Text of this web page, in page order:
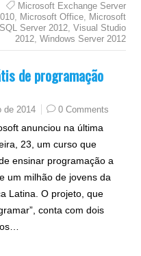
Microsoft Exchange Server
, Microsoft Office, Microsoft
SQL Server 2012, Visual Studio
2012, Windows Server 2012
de programação
de 2014 0 Comments
anunciou na última
23, um curso que
ensinar programação a
um milhão de jovens da
Latina. O projeto, que
conta com dois